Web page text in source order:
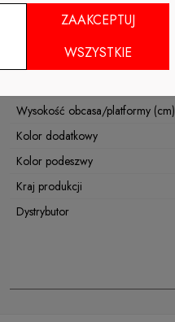
Rodzaj obcasa
Materiał wkładki
Wysokość obcasa/platformy (cm)
Kolor dodatkowy
Kolor podeszwy
Kraj produkcji
Dystrybutor
ZAAKCEPTUJ
WSZYSTKIE